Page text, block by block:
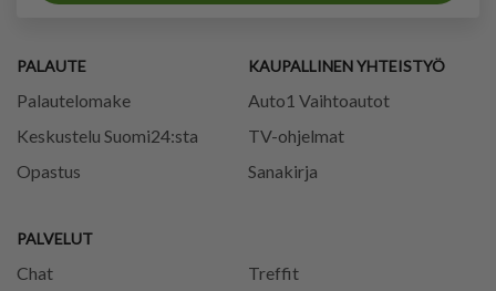
PALAUTE
Palautelomake
Keskustelu Suomi24:sta
Opastus
PALVELUT
Chat
Treffit
KAUPALLINEN YHTEISTYÖ
Auto1 Vaihtoautot
TV-ohjelmat
Sanakirja